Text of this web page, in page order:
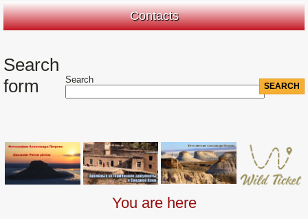
Contacts
Search
form
Search
You are here